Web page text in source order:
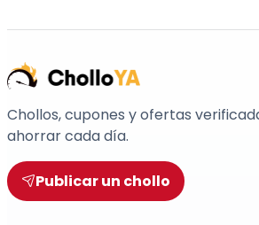
Chollos, cupones y ofertas
ahorrar cada día.
Publicar un chollo